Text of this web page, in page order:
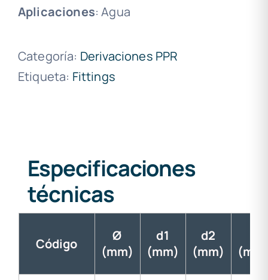
Aplicaciones: Agua
Categoría: Derivaciones PPR
Etiqueta: Fittings
Especificaciones
técnicas
Código
Ø
(mm)
d1
(mm)
d2
(mm)